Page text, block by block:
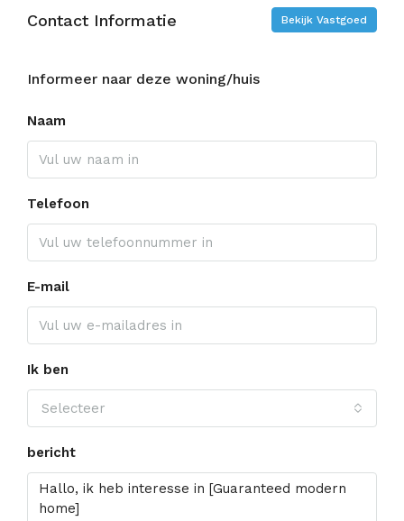
Contact Informatie Bekijk Vastgoed
Informeer naar deze woning/huis
Naam
Telefoon
E-mail
Ik ben
Selecteer
bericht